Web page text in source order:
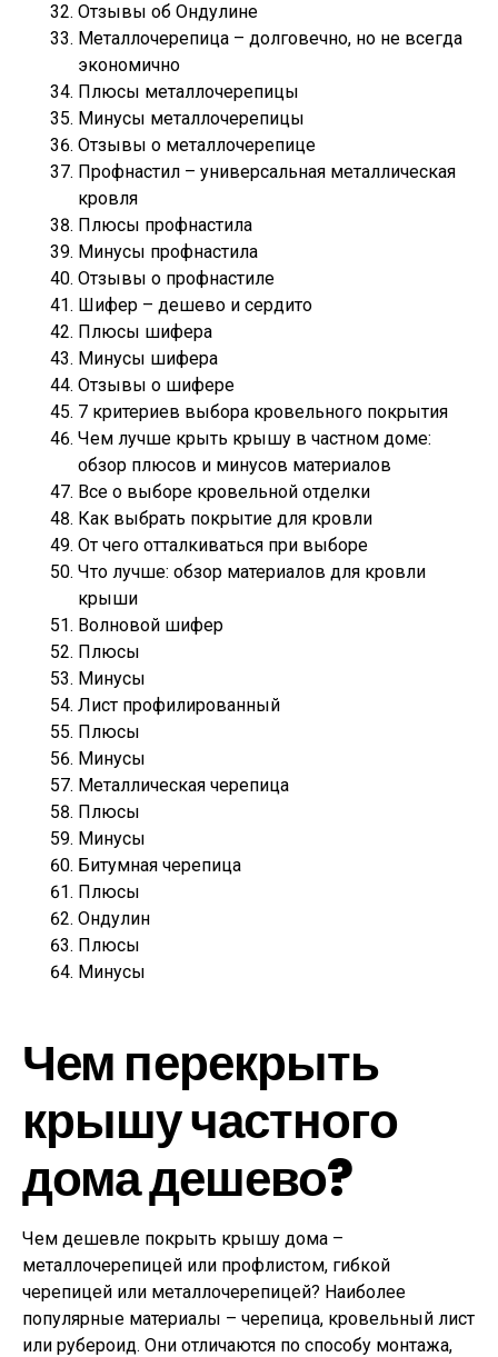
Отзывы об Ондулине
Металлочерепица – долговечно, но не всегда
экономично
Плюсы металлочерепицы
Минусы металлочерепицы
Отзывы о металлочерепице
Профнастил – универсальная металлическая
кровля
Плюсы профнастила
Минусы профнастила
Отзывы о профнастиле
Шифер – дешево и сердито
Плюсы шифера
Минусы шифера
Отзывы о шифере
7 критериев выбора кровельного покрытия
Чем лучше крыть крышу в частном доме:
обзор плюсов и минусов материалов
Все о выборе кровельной отделки
Как выбрать покрытие для кровли
От чего отталкиваться при выборе
Что лучше: обзор материалов для кровли
крыши
Волновой шифер
Плюсы
Минусы
Лист профилированный
Плюсы
Минусы
Металлическая черепица
Плюсы
Минусы
Битумная черепица
Плюсы
Ондулин
Плюсы
Минусы
Чем перекрыть
крышу частного
дома дешево?
Чем дешевле покрыть крышу дома –
металлочерепицей или профлистом, гибкой
черепицей или металлочерепицей? Наиболее
популярные материалы – черепица, кровельный лист
или рубероид. Они отличаются по способу монтажа,